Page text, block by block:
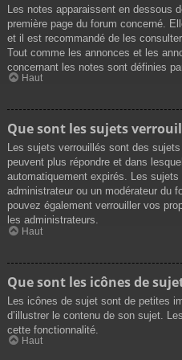
Les notes apparaissent en dessous
première page du forum concerné.
et il est recommandé de les
Tout comme les annonces et les
concernant les notes sont définies
Haut
Que sont les sujets
Les sujets verrouillés sont des
peuvent plus répondre et dans
automatiquement expirés. Les
administrateur ou un modérateur du
pouvez également verrouiller vos
les administrateurs.
Haut
Que sont les icônes de
Les icônes de sujet sont de petites
d’illustrer le contenu de son sujet.
cette fonctionnalité.
Haut